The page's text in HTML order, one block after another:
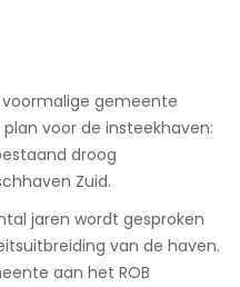
voormalige gemeente
voor de insteekhaven:
droog
Zuid.
jaren wordt gesproken
van de haven.
aan het ROB